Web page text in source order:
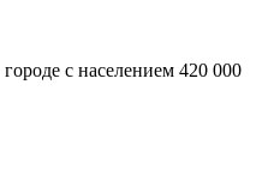
с населением 420 000